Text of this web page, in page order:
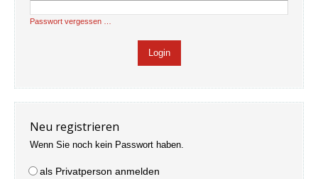
Passwort vergessen …
Neu registrieren
Wenn Sie noch kein Passwort haben.
als Privatperson anmelden